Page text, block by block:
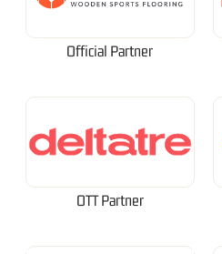
Official Partner
OTT Partner